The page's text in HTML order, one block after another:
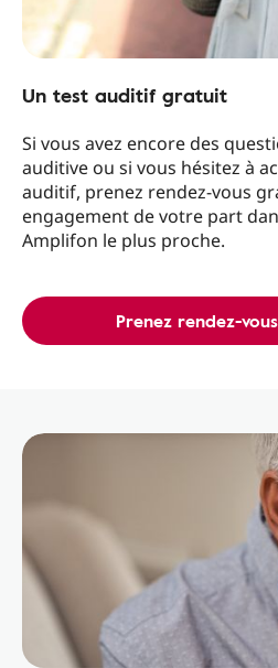
Un test auditif gratuit
Si vous avez encore des
auditive ou si vous hésitez à
auditif, prenez rendez-vous
engagement de votre part
Amplifon le plus proche.
Prenez rendez-